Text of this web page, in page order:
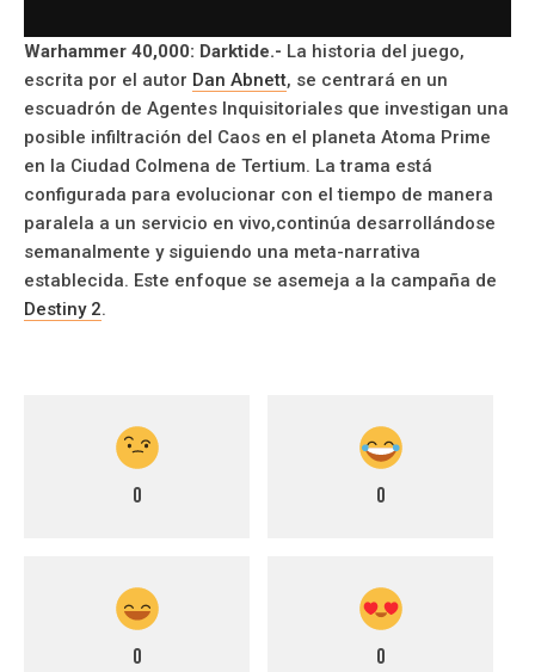
Warhammer 40,000: Darktide.- La historia del juego,
escrita por el autor Dan Abnett, se centrará en un
escuadrón de Agentes Inquisitoriales que investigan una
posible infiltración del Caos en el planeta Atoma Prime
en la Ciudad Colmena de Tertium. La trama está
configurada para evolucionar con el tiempo de manera
paralela a un servicio en vivo,continúa desarrollándose
semanalmente y siguiendo una meta-narrativa
establecida. Este enfoque se asemeja a la campaña de
Destiny 2.
0 0
0 0